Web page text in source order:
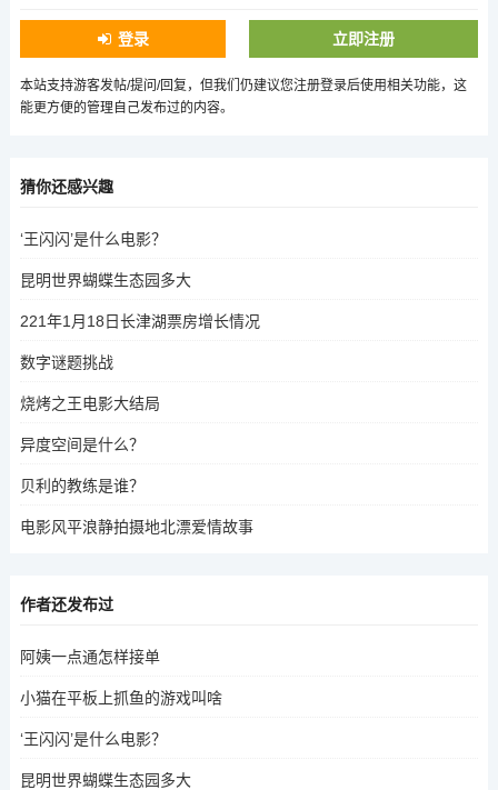
登录 立即注册
本站支持游客发帖/提问/回复，但我们仍建议您注册登录后使用相关功能，这
能更方便的管理自己发布过的内容。
猜你还感兴趣
‘王闪闪’是什么电影？
昆明世界蝴蝶生态园多大
221年1月18日长津湖票房增长情况
数字谜题挑战
烧烤之王电影大结局
异度空间是什么？
贝利的教练是谁？
电影风平浪静拍摄地北漂爱情故事
作者还发布过
阿姨一点通怎样接单
小猫在平板上抓鱼的游戏叫啥
‘王闪闪’是什么电影？
昆明世界蝴蝶生态园多大